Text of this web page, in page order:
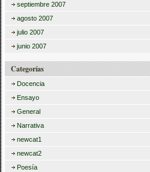
septiembre 2007
agosto 2007
julio 2007
junio 2007
Categorías
Docencia
Ensayo
General
Narrativa
newcat1
newcat2
Poesía